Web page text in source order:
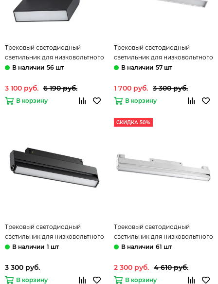
Трековый светодиодный
светильник для низковольтного
шинопровода с пультом
Flum Novotech
56 шт
3 100 руб. 6 190 руб.
В корзину
Трековый светодиодный
светильник для низковольтного
шинопровода 358538 белый
57 шт
1 700 руб. 3 300 руб.
В корзину
Трековый светодиодный
светильник для низковольтного
шинопровода 358539 черный
1 шт
3 300 руб.
В корзину
СКИДКА 50%
Трековый светодиодный
светильник для низковольтного
шинопровода 358540 белый
61 шт
2 300 руб. 4 610 руб.
В корзину